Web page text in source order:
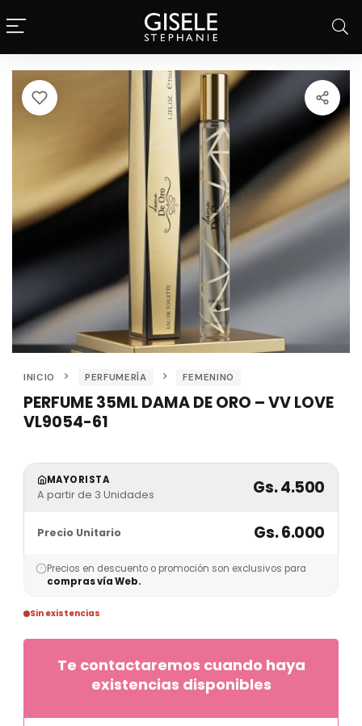
INICIO PERFUMERÍA FEMENINO
PERFUME 35ML DAMA DE ORO – VV LOVE
VL9054-61
MAYORISTA
A partir de 3 Unidades Gs. 4.500
Precio Unitario Gs. 6.000
Precios en descuento o promoción son exclusivos para
compras vía Web.
Sin existencias
Te contactaremos cuando haya
existencias disponibles